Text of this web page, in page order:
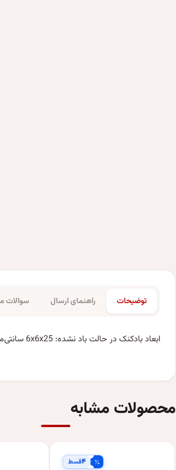
توضیحات راهنمای ارسال سوالات
ابعاد بادکنک در حالت باد نشده: 6x6x25 سانتی‌متر
محصولات مشابه
۴قسط